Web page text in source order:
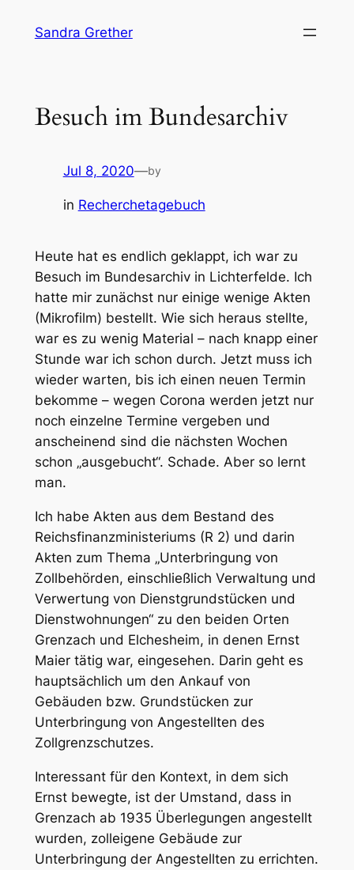
Sandra Grether
Besuch im Bundesarchiv
Jul 8, 2020—by
in Recherchetagebuch
Heute hat es endlich geklappt, ich war zu
Besuch im Bundesarchiv in Lichterfelde. Ich
hatte mir zunächst nur einige wenige Akten
(Mikrofilm) bestellt. Wie sich heraus stellte,
war es zu wenig Material – nach knapp einer
Stunde war ich schon durch. Jetzt muss ich
wieder warten, bis ich einen neuen Termin
bekomme – wegen Corona werden jetzt nur
noch einzelne Termine vergeben und
anscheinend sind die nächsten Wochen
schon „ausgebucht“. Schade. Aber so lernt
man.
Ich habe Akten aus dem Bestand des
Reichsfinanzministeriums (R 2) und darin
Akten zum Thema „Unterbringung von
Zollbehörden, einschließlich Verwaltung und
Verwertung von Dienstgrundstücken und
Dienstwohnungen“ zu den beiden Orten
Grenzach und Elchesheim, in denen Ernst
Maier tätig war, eingesehen. Darin geht es
hauptsächlich um den Ankauf von
Gebäuden bzw. Grundstücken zur
Unterbringung von Angestellten des
Zollgrenzschutzes.
Interessant für den Kontext, in dem sich
Ernst bewegte, ist der Umstand, dass in
Grenzach ab 1935 Überlegungen angestellt
wurden, zolleigene Gebäude zur
Unterbringung der Angestellten zu errichten.